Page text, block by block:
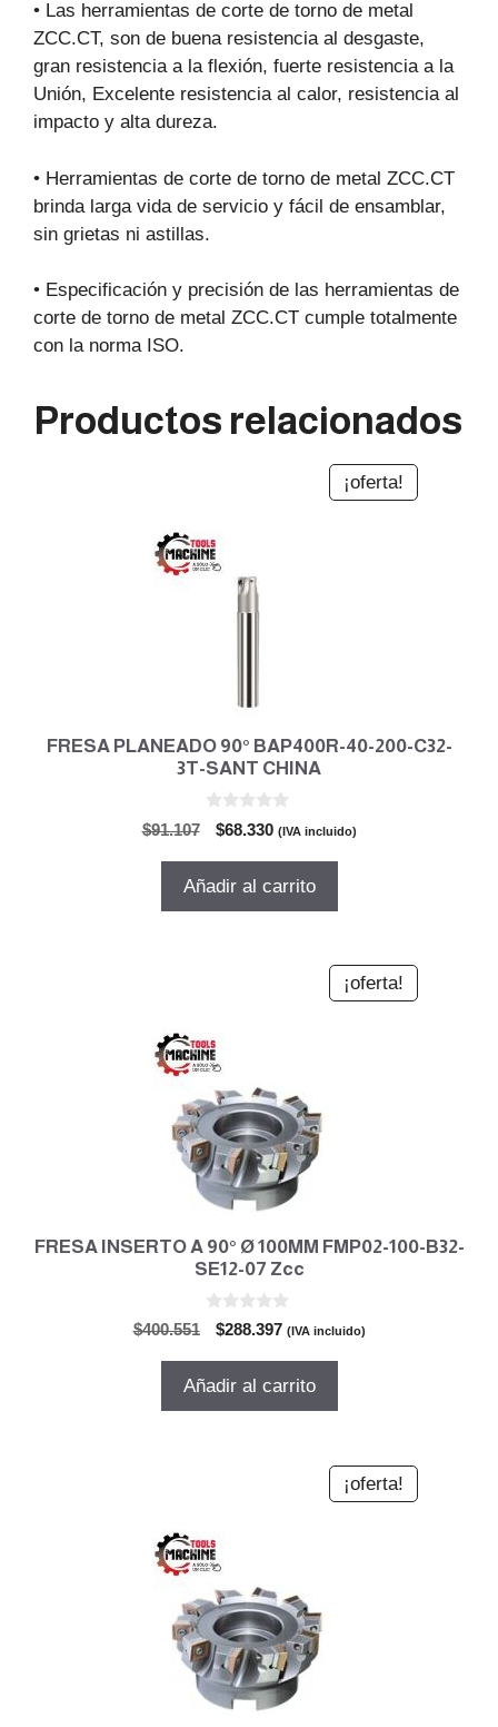
• Las herramientas de corte de torno de metal
ZCC.CT, son de buena resistencia al desgaste,
gran resistencia a la flexión, fuerte resistencia a la
Unión, Excelente resistencia al calor, resistencia al
impacto y alta dureza.
• Herramientas de corte de torno de metal ZCC.CT
brinda larga vida de servicio y fácil de ensamblar,
sin grietas ni astillas.
• Especificación y precisión de las herramientas de
corte de torno de metal ZCC.CT cumple totalmente
con la norma ISO.
Productos relacionados
¡oferta!
FRESA PLANEADO 90° BAP400R-40-200-C32-
3T-SANT CHINA
$91.107
El
original
$68.330El
actual
(IVA incluido)
Añadir al carrito
¡oferta!
FRESA INSERTO A 90° Ø 100MM FMP02-100-B32-
SE12-07 Zcc
$400.551
El
original
$288.397El
actual
(IVA incluido)
Añadir al carrito
¡oferta!